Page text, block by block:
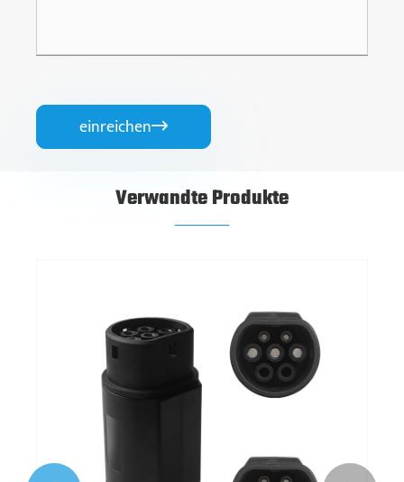
einreichen
Verwandte Produkte